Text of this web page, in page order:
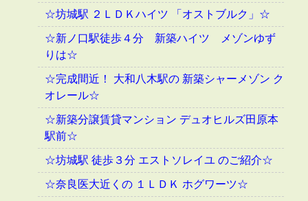
☆坊城駅 ２ＬＤＫハイツ 「オストブルク」☆
☆新ノ口駅徒歩４分 新築ハイツ メゾンゆず
りは☆
☆完成間近！ 大和八木駅の 新築シャーメゾン ク
オレール☆
☆新築分譲賃貸マンション デュオヒルズ田原本
駅前☆
☆坊城駅 徒歩３分 エストソレイユ のご紹介☆
☆奈良医大近くの １ＬＤＫ ホグワーツ☆